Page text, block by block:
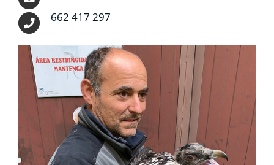
662 417 297